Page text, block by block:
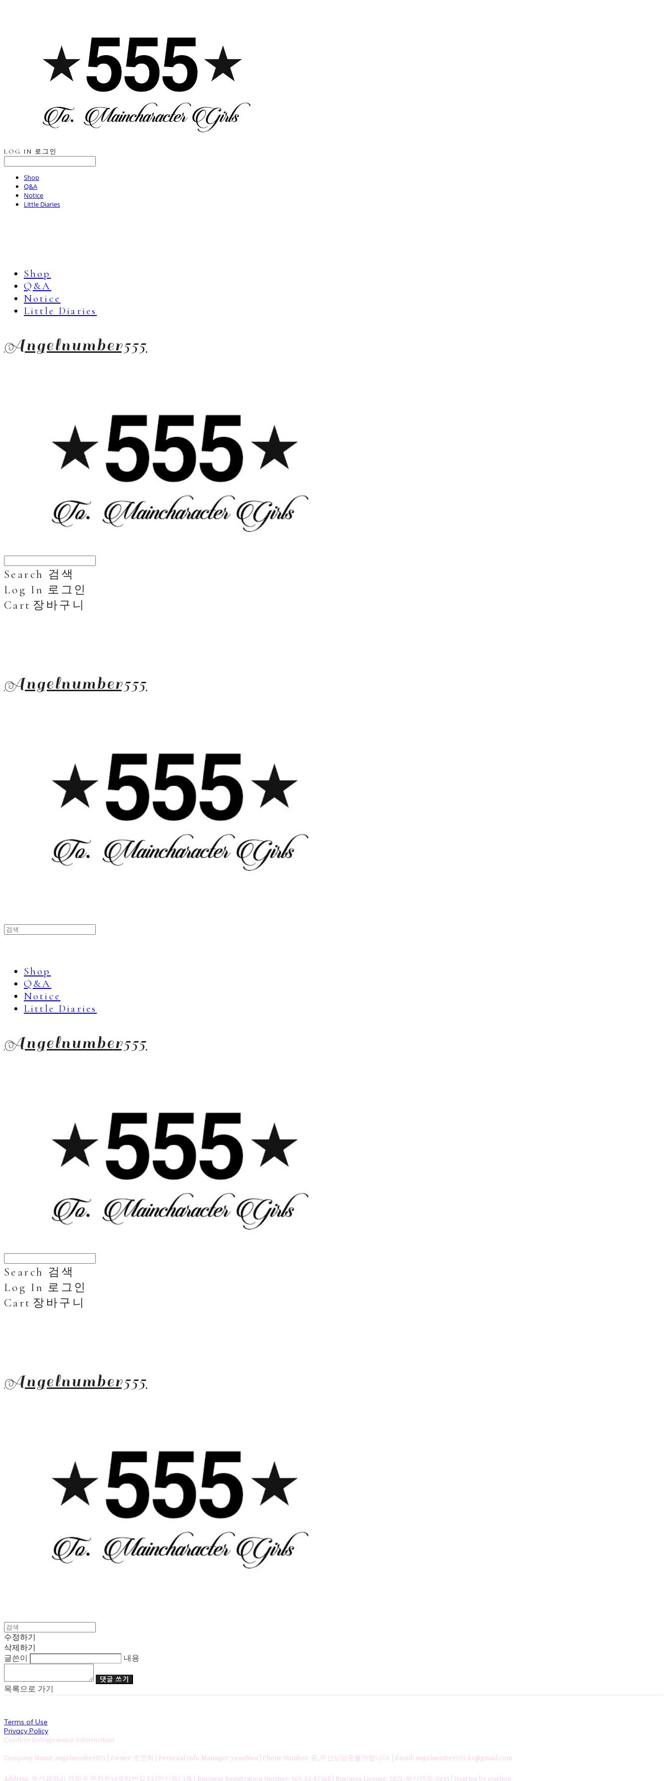
LOG IN 로그인
Shop
Q&A
Notice
Little Diaries
Shop
Q&A
Notice
Little Diaries
Angelnumber555
Search 검색
Log In 로그인
Cart 장바구니
Angelnumber555
Shop
Q&A
Notice
Little Diaries
Angelnumber555
Search 검색
Log In 로그인
Cart 장바구니
Angelnumber555
수정하기
삭제하기
글쓴이
내용
댓글 쓰기
목록으로 가기
Terms of Use
Privacy Policy
Confirm Entrepreneur Information
Company Name: angelnumber555 | Owner: 조연화 | Personal Info Manager: yeonhwa | Phone Number: 유,무선상담은불가합니다. | Email: angelnumber555.kr@gmail.com
Address: 부산광역시 연제구 온천천남로92번길 53 (연산동) 3층 | Business Registration Number: 509-02-97568 | Business License: 2021-부산연제-0435 | Hosting by sixshop